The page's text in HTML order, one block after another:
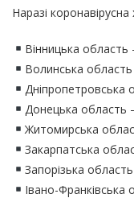
Наразі
Вінницька
Волинська
Дніпропетровська
Донецька область
Житомирська
Закарпатська
Запорізька
Івано-